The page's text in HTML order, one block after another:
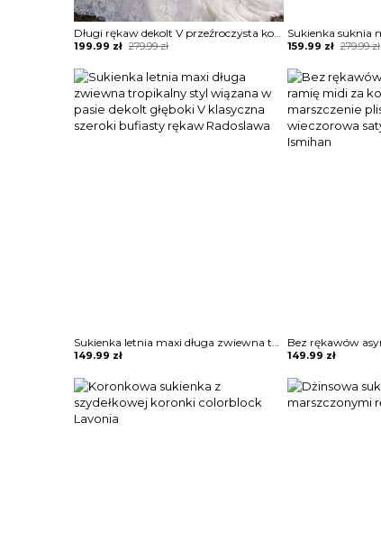
Długi rękaw dekolt V przeźroczysta koronka jednolita długa maxi do ziemi ślubna impreza suknia sukienka Twana
279.99zł
Original
was:
279.99 zł.
199.99 zł
Current
is:
199.99 zł.
279.99zł
Original
was:
279.99 zł.
159.99 zł
Current
is:
159.99 zł.
Sukienka letnia maxi długa zwiewna tropikalny styl wiązana w pasie dekolt głęboki V klasyczna szeroki bufiasty rękaw Radoslawa
149.99 zł 149.99 zł